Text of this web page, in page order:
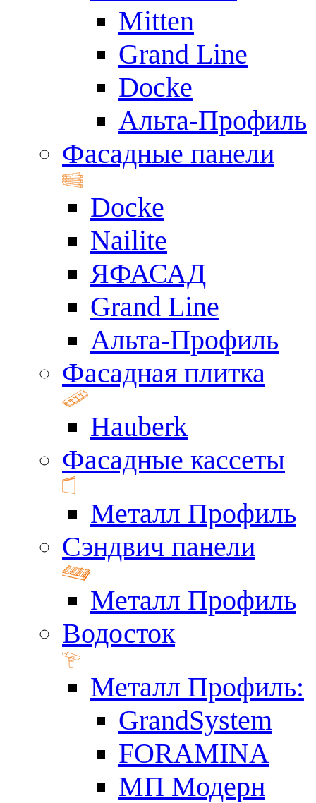
Mitten
Grand Line
Docke
Альта-Профиль
Фасадные панели
Docke
Nailite
ЯФАСАД
Grand Line
Альта-Профиль
Фасадная плитка
Hauberk
Фасадные кассеты
Металл Профиль
Сэндвич панели
Металл Профиль
Водосток
Металл Профиль:
GrandSystem
FORAMINA
МП Модерн